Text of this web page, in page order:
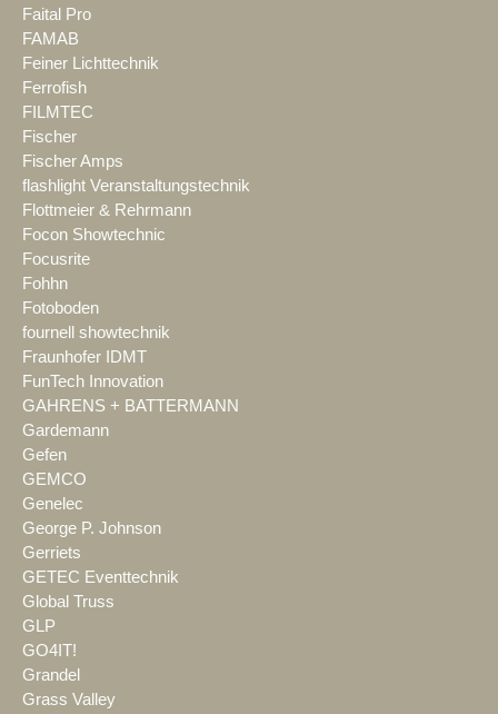
Faital Pro
FAMAB
Feiner Lichttechnik
Ferrofish
FILMTEC
Fischer
Fischer Amps
flashlight Veranstaltungstechnik
Flottmeier & Rehrmann
Focon Showtechnic
Focusrite
Fohhn
Fotoboden
fournell showtechnik
Fraunhofer IDMT
FunTech Innovation
GAHRENS + BATTERMANN
Gardemann
Gefen
GEMCO
Genelec
George P. Johnson
Gerriets
GETEC Eventtechnik
Global Truss
GLP
GO4IT!
Grandel
Grass Valley